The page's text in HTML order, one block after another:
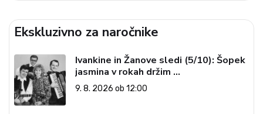
Ekskluzivno za naročnike
Ivankine in Žanove sledi (5/10): Šopek
jasmina v rokah držim …
9. 8. 2026 ob 12:00